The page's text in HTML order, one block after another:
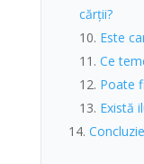
cărții?
Este
Ce
Poate
Există
Concluzie